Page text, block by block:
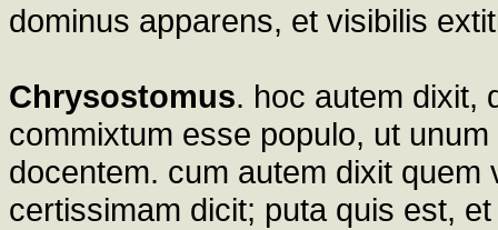
dominus apparens, et visibilis
Chrysostomus. hoc autem dixit,
commixtum esse populo, ut
docentem. cum autem dixit
certissimam dicit; puta quis est,